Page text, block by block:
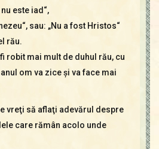
este iad“,
sau: „Nu a fost Hristos“
rău.
robit mai mult de duhul rău, cu
om va zice şi va face mai
vreţi să aflaţi adevărul despre
care rămân acolo unde